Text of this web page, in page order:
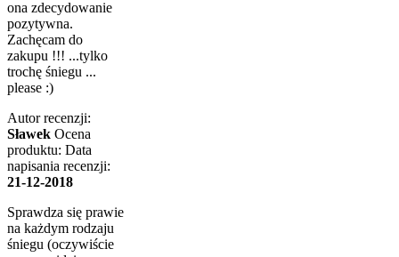
ona zdecydowanie
pozytywna.
Zachęcam do
zakupu !!! ...tylko
trochę śniegu ...
please :)
Autor recenzji:
Sławek Ocena
produktu: Data
napisania recenzji:
21-12-2018
Sprawdza się prawie
na każdym rodzaju
śniegu (oczywiście